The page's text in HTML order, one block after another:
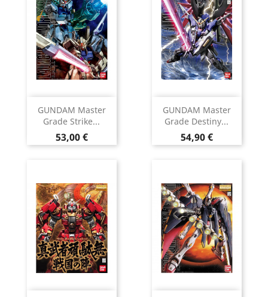
GUNDAM Master
Grade Strike...
Prix
53,00 €
GUNDAM Master
Grade Destiny...
Prix
54,90 €